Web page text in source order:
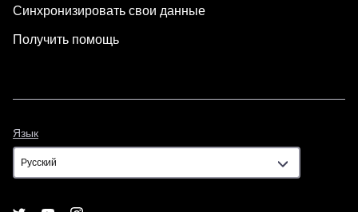
Синхронизировать свои данные
Получить помощь
Язык